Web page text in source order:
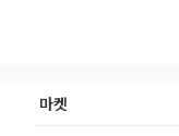
마켓